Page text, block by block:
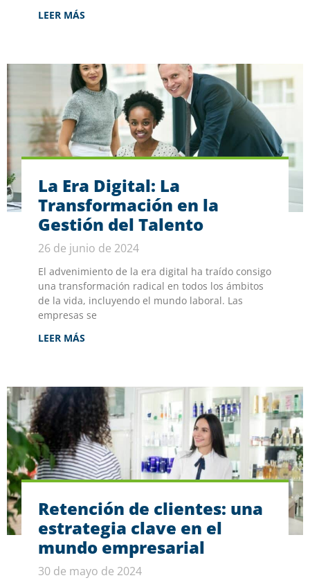
LEER MÁS
La Era Digital: La
Transformación en la
Gestión del Talento
26 de junio de 2024
El advenimiento de la era digital ha traído consigo
una transformación radical en todos los ámbitos
de la vida, incluyendo el mundo laboral. Las
empresas se
LEER MÁS
Retención de clientes: una
estrategia clave en el
mundo empresarial
30 de mayo de 2024